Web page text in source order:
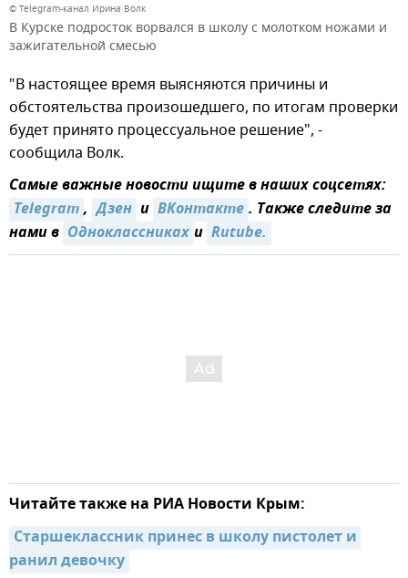
© Telegram-канал Ирина Волк
В Курске подросток ворвался в школу с молотком ножами и
зажигательной смесью
"В настоящее время выясняются причины и
обстоятельства произошедшего, по итогам проверки
будет принято процессуальное решение", -
сообщила Волк.
Самые важные новости ищите в наших соцсетях:
Telegram, Дзен и ВКонтакте. Также следите за
нами в Одноклассникахи Rutube.
Читайте также на РИА Новости Крым:
Старшеклассник принес в школу пистолет и
ранил девочку